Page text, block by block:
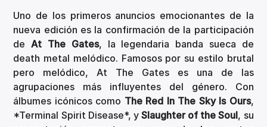
Uno de los primeros anuncios emocionantes de la
nueva edición es la confirmación de la participación
deAt The Gates, la legendaria banda sueca de
death metal melódico. Famosos por su estilo brutal
pero melódico, At The Gates es una de las
agrupaciones más influyentes del género. Con
álbumes icónicos como The Red In The Sky Is Ours,
*Terminal Spirit Disease*, y Slaughter of the Soul, su